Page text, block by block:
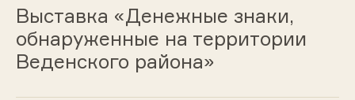
Выставка «Денежные знаки,
обнаруженные на территории
Веденского района»